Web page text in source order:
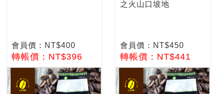
會員價：NT$400
轉帳價：NT$396
之火山口坡地
會員價：NT$450
轉帳價：NT$441